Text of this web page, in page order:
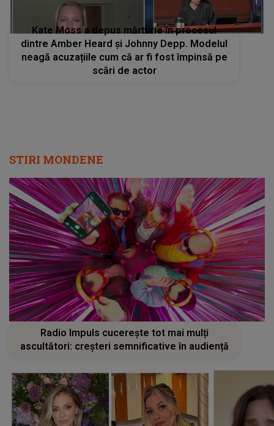
Kate Moss a depus mărturie în procesul
dintre Amber Heard și Johnny Depp. Modelul
neagă acuzațiile cum că ar fi fost împinsă pe
scări de actor
STIRI MONDENE
Radio Impuls cucerește tot mai mulți
ascultători: creșteri semnificative în audiență